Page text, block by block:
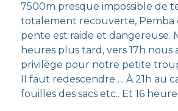
7500m presque impossible de
totalement recouverte, Pemba
pente est raide et dangereuse.
heures plus tard, vers 17h
privilège pour notre petite
Il faut redescendre…. À 21h au
fouilles des sacs etc.. Et 16